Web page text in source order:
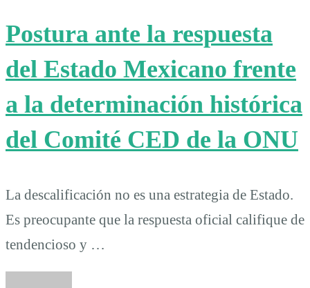
Postura ante la respuesta
del Estado Mexicano frente
a la determinación histórica
del Comité CED de la ONU
La descalificación no es una estrategia de Estado.
Es preocupante que la respuesta oficial califique de
tendencioso y …